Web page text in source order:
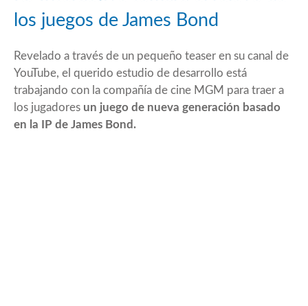
los juegos de James Bond
Revelado a través de un pequeño teaser en su canal de
YouTube, el querido estudio de desarrollo está
trabajando con la compañía de cine MGM para traer a
los jugadores un juego de nueva generación basado
en la IP de James Bond.